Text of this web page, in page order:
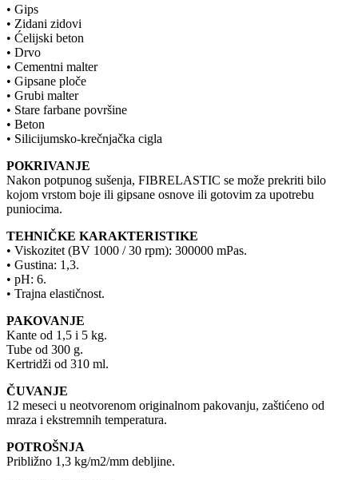
• Gips
• Zidani zidovi
• Ćelijski beton
• Drvo
• Cementni malter
• Gipsane ploče
• Grubi malter
• Stare farbane površine
• Beton
• Silicijumsko-krečnjačka cigla
POKRIVANJE
Nakon potpunog sušenja, FIBRELASTIC se može prekriti bilo
kojom vrstom boje ili gipsane osnove ili gotovim za upotrebu
puniocima.
TEHNIČKE KARAKTERISTIKE
• Viskozitet (BV 1000 / 30 rpm): 300000 mPas.
• Gustina: 1,3.
• pH: 6.
• Trajna elastičnost.
PAKOVANJE
Kante od 1,5 i 5 kg.
Tube od 300 g.
Kertridži od 310 ml.
ČUVANJE
12 meseci u neotvorenom originalnom pakovanju, zaštićeno od
mraza i ekstremnih temperatura.
POTROŠNJA
Približno 1,3 kg/m2/mm debljine.